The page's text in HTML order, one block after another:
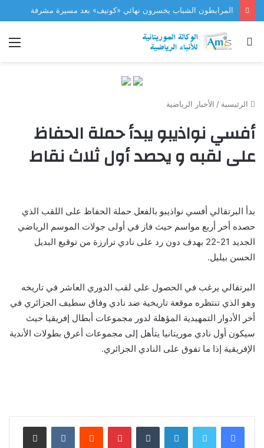
المرابطون الشباب يخسرون نهائي «كوتيف» بعد مسيرة مشرفة
بحث
الرئيسية / الأخبار الرياضية
أفسي نواذيبو يبدأ حملة الحفاظ
على لقبه و يحصد أول ثلاث نقاط
بدأ البرتقالي أفسي نواذيبو بالفعل حملة الحفاظ على اللقب الذي
حصده أخر أربع مواسم حيث فاز في أولى جولات الموسم الرياضي
الجديد 21-22 بهدف دون رد على نادي ترارزة من توقيع البديل
الحسن بيليل.
البرتقالي يرغب في الحصول على لقب الدوري العاشر في تاريخه
وهو الذي تنتظره موقعة تاريخية ضد نادي وفاق سطيف الجزائري في
أخر الأدوار التمهيدية المؤهلة لدور مجموعات أبطال إفريقيا حيث
سيكون أول نادي موريتانيا يتأهل إلى مجموعات أعرق بطولات الأندية
الإفريقية إذا ما تفوق على النادي الجزائري.
لينكدإن بينتيريست مشاركة عبر البريد